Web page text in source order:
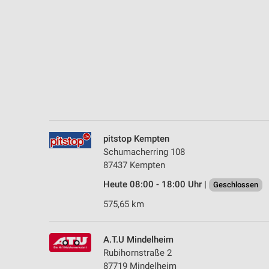
pitstop Kempten
Schumacherring 108
87437 Kempten
Heute 08:00 - 18:00 Uhr |
Geschlossen
575,65 km
A.T.U Mindelheim
Rubihornstraße 2
87719 Mindelheim
Verwendung genauer Standortdaten
Geräte anhand von aktiv angeforderten Informationen
Funktional